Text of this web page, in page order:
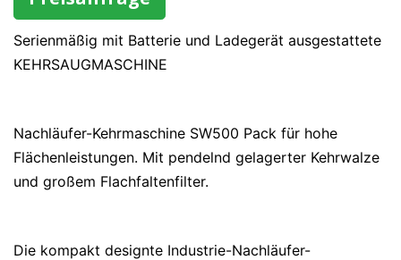
Serienmäßig mit Batterie und Ladegerät ausgestattete
KEHRSAUGMASCHINE
Nachläufer-Kehrmaschine SW500 Pack für hohe
Flächenleistungen. Mit pendelnd gelagerter Kehrwalze
und großem Flachfaltenfilter.
Die kompakt designte Industrie-Nachläufer-